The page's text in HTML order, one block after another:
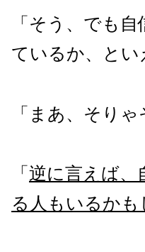
「そう、でも
ているか、と
「まあ、そりゃ
「 逆に言えば、
る人もいるかも